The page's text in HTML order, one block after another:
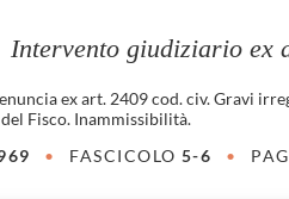
Intervento giudiziario
ex art. 2409 cod. civ. Gravi
Fisco. Inammissibilità.
• FASCICOLO 5-6 •